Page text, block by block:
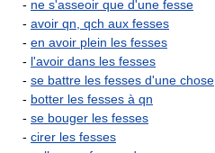
- ne s'asseoir que d'une fesse
- avoir qn, qch aux fesses
- en avoir plein les fesses
- l'avoir dans les fesses
- se battre les fesses d'une chose
- botter les fesses à qn
- se bouger les fesses
- cirer les fesses